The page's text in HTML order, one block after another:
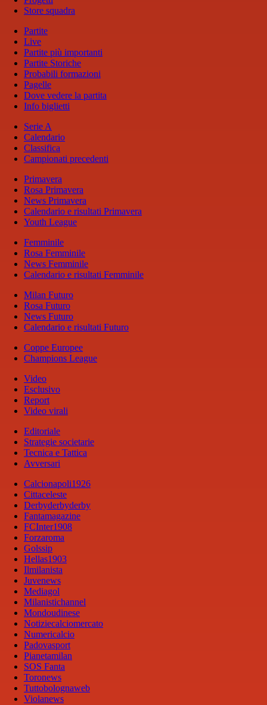
Store squadra
Partite
Live
Partite più importanti
Partite Storiche
Probabili formazioni
Pagelle
Dove vedere la partita
Info biglietti
Serie A
Calendario
Classifica
Campionati precedenti
Primavera
Rosa Primavera
News Primavera
Calendario e risultati Primavera
Youth League
Femminile
Rosa Femminile
News Femminile
Calendario e risultati Femminile
Milan Futuro
Rosa Futuro
News Futuro
Calendario e risultati Futuro
Coppe Europee
Champions League
Video
Esclusivo
Report
Video virali
Editoriale
Strategie societarie
Tecnica e Tattica
Avversari
Calcionapoli1926
Cittaceleste
Derbyderbyderby
Fantamagazine
FCInter1908
Forzaroma
Golssip
Hellas1903
Ilmilanista
Juvenews
Mediagol
Milanistichannel
Mondoudinese
Notiziecalciomercato
Numericalcio
Padovasport
Pianetamilan
SOS Fanta
Toronews
Tuttobolognaweb
Violanews